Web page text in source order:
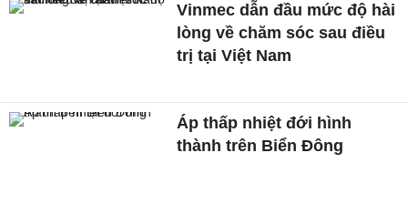
Vinmec dẫn đầu mức độ hài
lòng về chăm sóc sau điều
trị tại Việt Nam
Áp thấp nhiệt đới hình
thành trên Biển Đông